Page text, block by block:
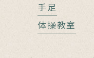
手足
体操教室